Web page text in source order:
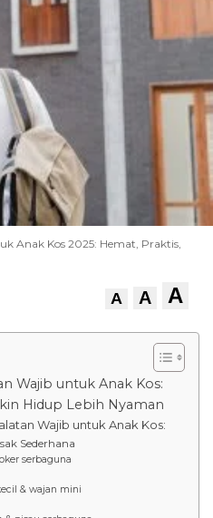
Anak Kos 2025: Hemat, Praktis,
A A A
Wajib untuk Anak Kos:
Hidup Lebih Nyaman
Wajib untuk Anak Kos:
Sederhana
serbaguna
& wajan mini